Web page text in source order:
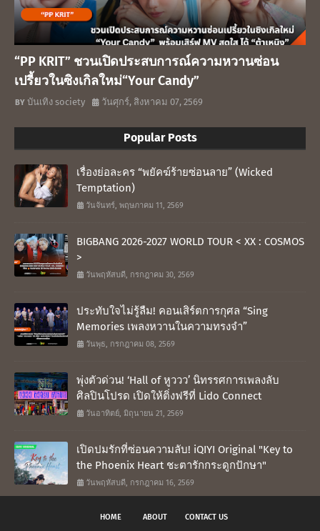
“PP KRIT” ชวนเปิดประสบการณ์ความหวานซ่อน
เปรี้ยวในซิงเกิลใหม่“Your Candy”
บันเทิง society วันศุกร์, สิงหาคม 07, 2569
Popular Posts
เรื่องย่อละคร “พยัคฆ์ร้ายซ่อนลาย” (Wicked
Temptation)
วันจันทร์, พฤษภาคม 11, 2569
BIGBANG 2026-2027 WORLD TOUR < XX : COSMOS
>
วันพฤหัสบดี, กรกฎาคม 30, 2569
ประทับใจไม่รู้ลืม! คอนเสิร์ตการกุศล “Sing
Memories เพลงหวานในความทรงจำ”
วันพุธ, กรกฎาคม 08, 2569
พุ่งตัวด่วน! ‘Hall of หูววว’ นิทรรศการเพลงลับ
ศิลปินโปรด เปิดให้ติ่งฟรีที่ Lido Connect
วันอาทิตย์, มิถุนายน 21, 2569
เปิดปมรักที่ซ่อนความลับ! iQIYI Original "Key to
the Phoenix Heart ชะตารักกระดูกปักษา"
วันพฤหัสบดี, กรกฎาคม 16, 2569
HOME ABOUT CONTACT US